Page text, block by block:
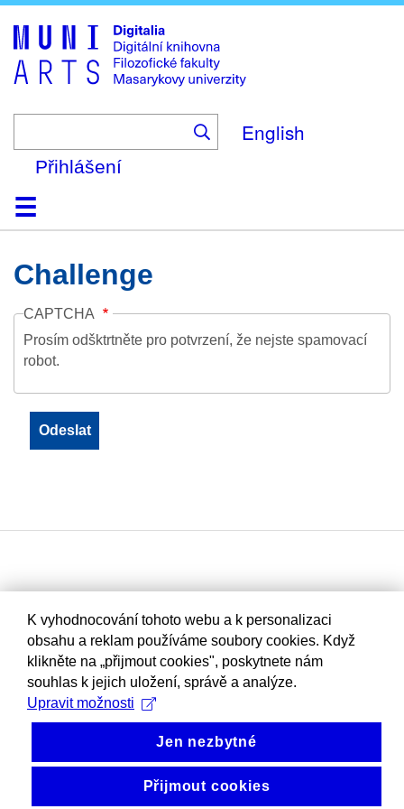
to
main
content
English
Přihlášení
DomůKolekce
Prohlížení
Vyhledávání
O platformě
Nápověda
KontaktDigitalia
Challenge
CAPTCHA
Prosím odšktrtněte pro potvrzení, že nejste spamovací
robot.
K vyhodnocování tohoto webu a k personalizaci
obsahu a reklam používáme soubory cookies. Když
klikněte na „přijmout cookies", poskytnete nám
souhlas k jejich uložení, správě a analýze.
Upravit možnosti
Jen nezbytné
Přijmout cookies